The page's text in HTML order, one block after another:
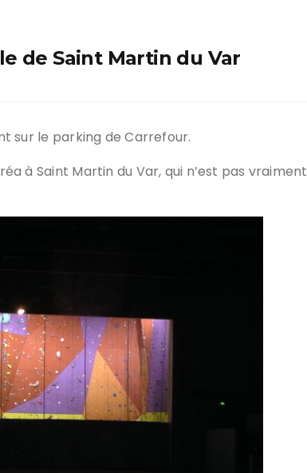
de Saint Martin du Var
sur le parking de Carrefour.
à Saint Martin du Var, qui n’est pas vraiment